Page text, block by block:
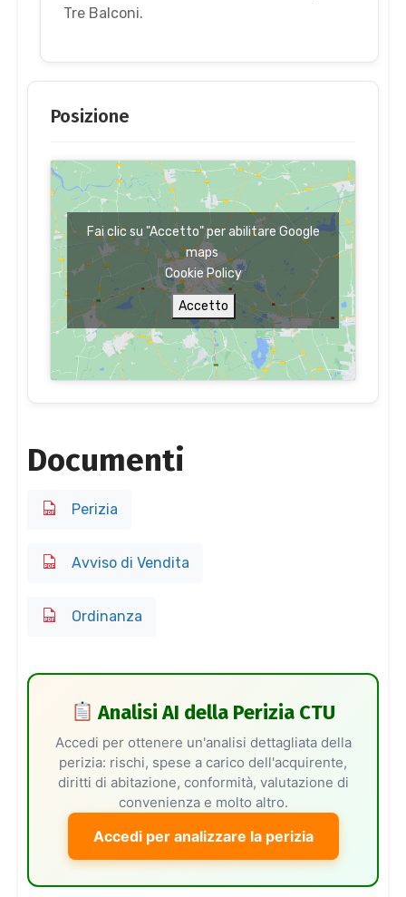
Tre Balconi.
Posizione
Fai clic su "Accetto" per abilitare Google
maps
Cookie Policy
Accetto
Documenti
Perizia
Avviso di Vendita
Ordinanza
Analisi AI della Perizia CTU
Accedi per ottenere un'analisi dettagliata della
perizia: rischi, spese a carico dell'acquirente,
diritti di abitazione, conformità, valutazione di
convenienza e molto altro.
Accedi per analizzare la perizia